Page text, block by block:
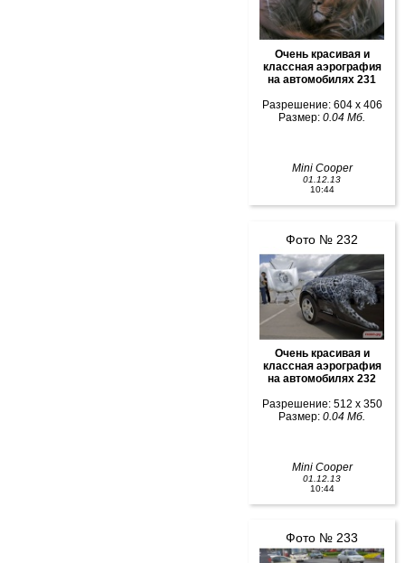
Очень красивая и
классная аэрография
на автомобилях 231
Разрешение: 604 x 406
Размер: 0.04 Мб.
Mini Cooper
01.12.13
10:44
Фото № 232
Очень красивая и
классная аэрография
на автомобилях 232
Разрешение: 512 x 350
Размер: 0.04 Мб.
Mini Cooper
01.12.13
10:44
Фото № 233